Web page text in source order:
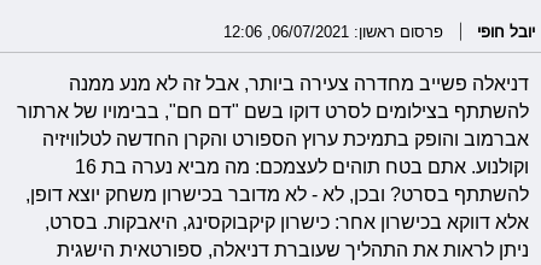
יובל חופי פרסום ראשון: 06/07/2021, 12:06
דניאלה פשייב מחדרה צעירה ביותר, אבל זה לא מנע ממנה
להשתתף בצילומים לסרט דוקו בשם "דם חם", בבימויו של ארתור
אברמוב והופק בתמיכת ערוץ הספורט והקרן החדשה לטלוויזיה
וקולנוע. אתם בטח תוהים לעצמכם: מה מביא נערה בת 16
להשתתף בסרט? ובכן, לא - לא מדובר בכישרון משחק יוצא דופן,
אלא דווקא בכישרון אחר: כישרון קיקבוקסינג, היאבקות. בסרט,
ניתן לראות את התהליך שעוברת דניאלה, ספורטאית הישגית